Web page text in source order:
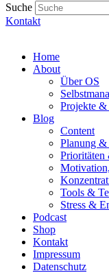
Suche
Kontakt
Home
About
Über OS
Projekte &
Blog
Content
Planung &
Prioritäten
Tools &
Stress &
Podcast
Shop
Kontakt
Impressum
Datenschutz